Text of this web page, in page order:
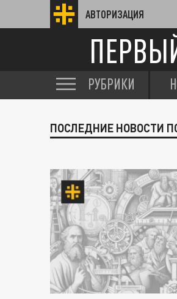
АВТОРИЗАЦИЯ
РУБРИКИ
ПОСЛЕДНИЕ НОВОСТИ